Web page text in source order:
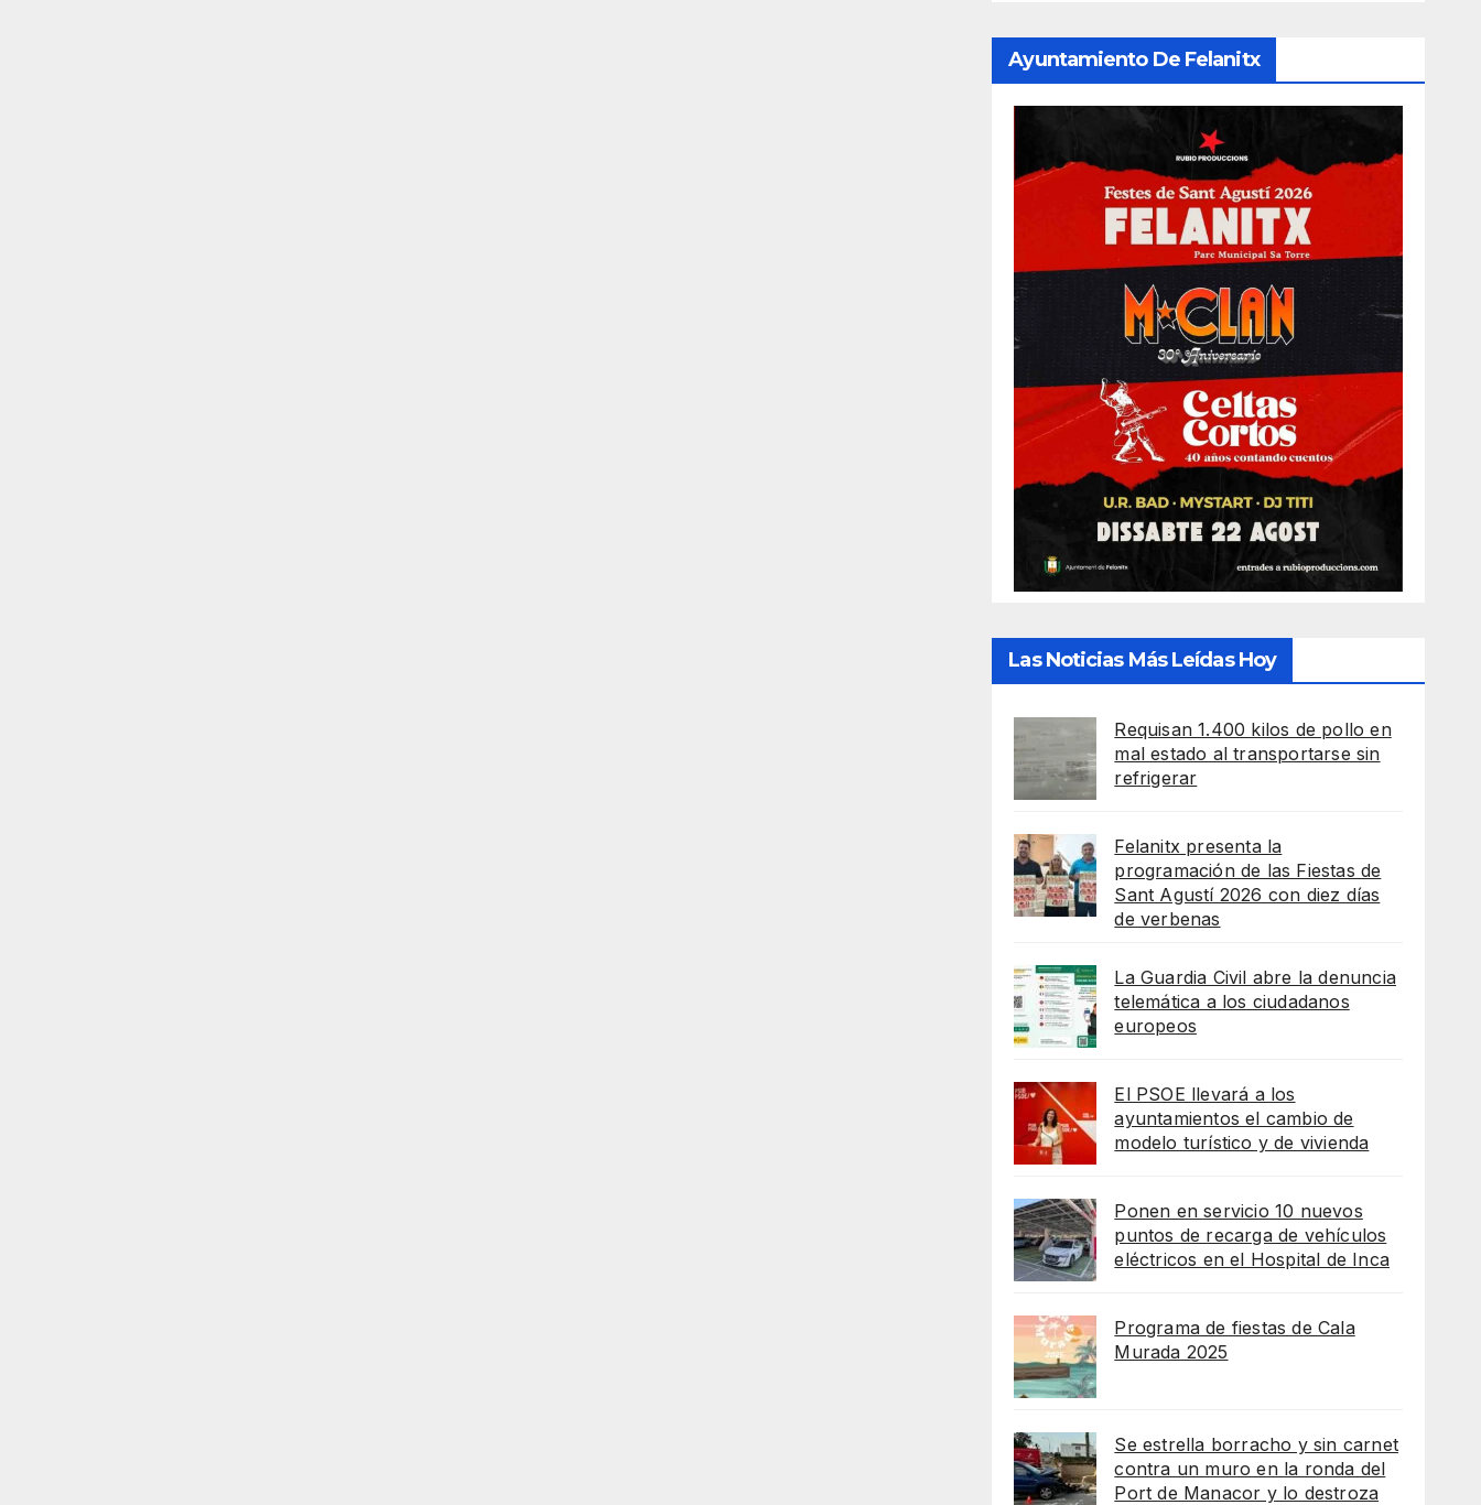
Ayuntamiento De Felanitx
Las Noticias Más Leídas Hoy
Requisan 1.400 kilos de pollo en
mal estado al transportarse sin
refrigerar
Felanitx presenta la
programación de las Fiestas de
Sant Agustí 2026 con diez días
de verbenas
La Guardia Civil abre la denuncia
telemática a los ciudadanos
europeos
El PSOE llevará a los
ayuntamientos el cambio de
modelo turístico y de vivienda
Ponen en servicio 10 nuevos
puntos de recarga de vehículos
eléctricos en el Hospital de Inca
Programa de fiestas de Cala
Murada 2025
Se estrella borracho y sin carnet
contra un muro en la ronda del
Port de Manacor y lo destroza